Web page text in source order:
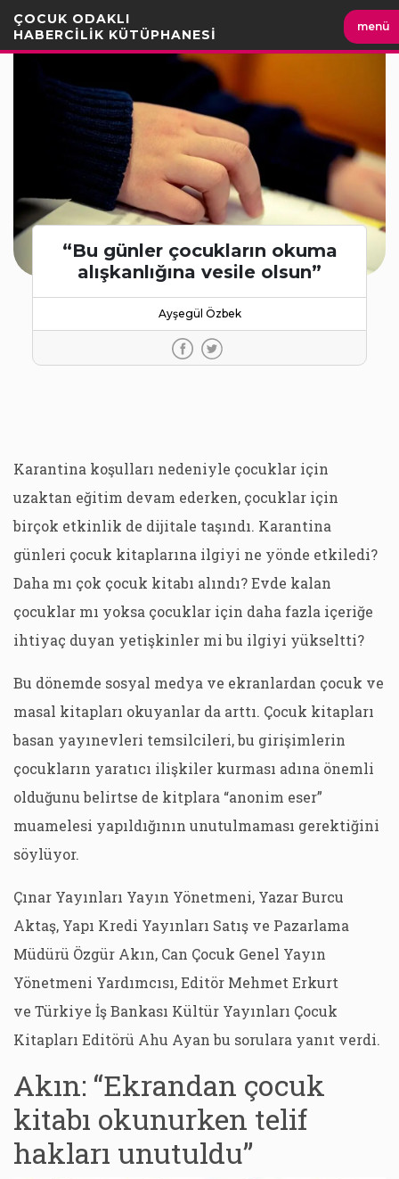
Geç
ÇOCUK ODAKLI
HABERCİLİK KÜTÜPHANESİ
menü
“Bu günler çocukların okuma
alışkanlığına vesile olsun”
Ayşegül Özbek
Karantina koşulları nedeniyle çocuklar için
uzaktan eğitim devam ederken, çocuklar için
birçok etkinlik de dijitale taşındı. Karantina
günleri çocuk kitaplarına ilgiyi ne yönde etkiledi?
Daha mı çok çocuk kitabı alındı? Evde kalan
çocuklar mı yoksa çocuklar için daha fazla içeriğe
ihtiyaç duyan yetişkinler mi bu ilgiyi yükseltti?
Bu dönemde sosyal medya ve ekranlardan çocuk ve
masal kitapları okuyanlar da arttı. Çocuk kitapları
basan yayınevleri temsilcileri, bu girişimlerin
çocukların yaratıcı ilişkiler kurması adına önemli
olduğunu belirtse de kitplara “anonim eser”
muamelesi yapıldığının unutulmaması gerektiğini
söylüyor.
Çınar Yayınları Yayın Yönetmeni, Yazar Burcu
Aktaş, Yapı Kredi Yayınları Satış ve Pazarlama
Müdürü Özgür Akın, Can Çocuk Genel Yayın
Yönetmeni Yardımcısı, Editör Mehmet Erkurt
ve Türkiye İş Bankası Kültür Yayınları Çocuk
Kitapları Editörü Ahu Ayan bu sorulara yanıt verdi.
Akın: “Ekrandan çocuk
kitabı okunurken telif
hakları unutuldu”